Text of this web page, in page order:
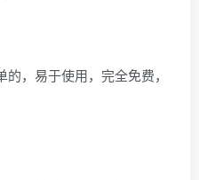
，易于使用，完全免费，